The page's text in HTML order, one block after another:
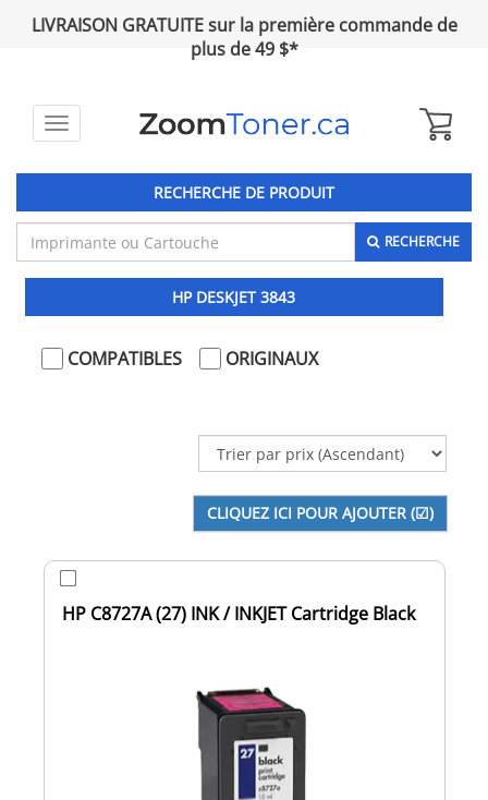
LIVRAISON GRATUITE sur la première commande de
plus de 49 $*
Toggle
RECHERCHE DE PRODUIT
RECHERCHE
HP DESKJET 3843
COMPATIBLES ORIGINAUX
HP C8727A (27) INK / INKJET Cartridge Black